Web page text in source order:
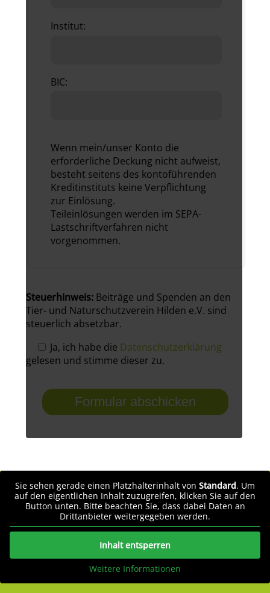
Institut:
BIC:
Wenn mein/unser Konto die
erforderliche Deckung nicht aufweist,
besteht seitens des kontoführenden
Kreditinstituts keine Verpflichtung
zur Einlösung.
Teileinlösungen werden im SEPA-
Lastschriftverfahren nicht
vorgenommen.
Steuerhinweis: Beiträge und Spenden an den
Tier- und Naturschutzverein Hilden e.V. sind
steuerlich absetzbar.
Ja, ich habe die Datenschutzerklärung
gelesen und stimme dieser zu.
Sie sehen gerade einen Platzhalterinhalt von Standard. Um
auf den eigentlichen Inhalt zuzugreifen, klicken Sie auf den
Button unten. Bitte beachten Sie, dass dabei Daten an
Drittanbieter weitergegeben werden.
Inhalt entsperren
Weitere Informationen